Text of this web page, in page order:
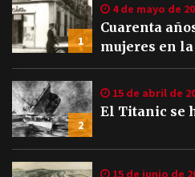
1
4 de mayo de
Cuarenta
mujeres en
Sevilla
2
15 de abril de
El Titanic se
15 de junio de